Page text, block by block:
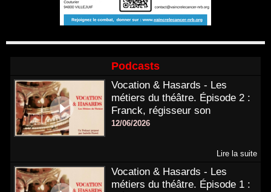
Podcasts
Vocation & Hasards - Les
métiers du théâtre. Épisode 2 :
Franck, régisseur son
12/06/2026
Lire la suite
Vocation & Hasards - Les
métiers du théâtre. Épisode 1 :